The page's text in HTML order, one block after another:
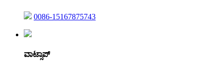
0086-15167875743
ವಾಟ್ಸಾಪ್